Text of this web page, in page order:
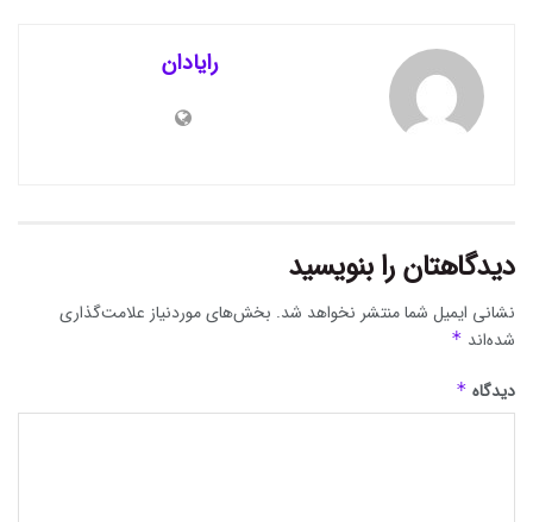
رایادان
دیدگاهتان را بنویسید
نشانی ایمیل شما منتشر نخواهد شد. بخش‌های موردنیاز علامت‌گذاری
شده‌اند *
دیدگاه *